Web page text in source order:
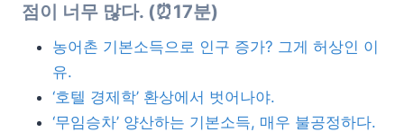
점이 너무 많다. (⏰17분)
농어촌 기본소득으로 인구 증가? 그게 허상인 이
유.
‘호텔 경제학’ 환상에서 벗어나야.
‘무임승차’ 양산하는 기본소득, 매우 불공정하다.